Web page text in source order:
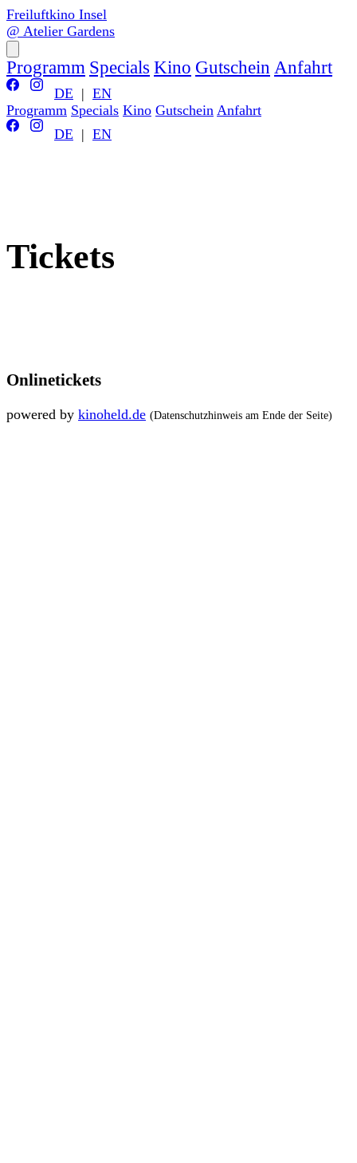
Freiluftkino Insel
@ Atelier Gardens
Programm Specials Kino Gutschein Anfahrt
DE | EN
Programm Specials Kino Gutschein Anfahrt
DE | EN
Tickets
Onlinetickets
powered by kinoheld.de (Datenschutzhinweis am Ende der Seite)